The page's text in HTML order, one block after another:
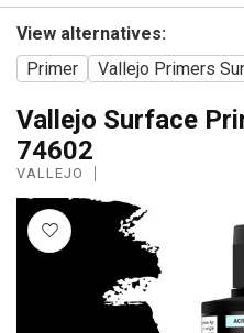
View alternatives:
Primer
Vallejo Primers
Vallejo Surface
74602
VALLEJO